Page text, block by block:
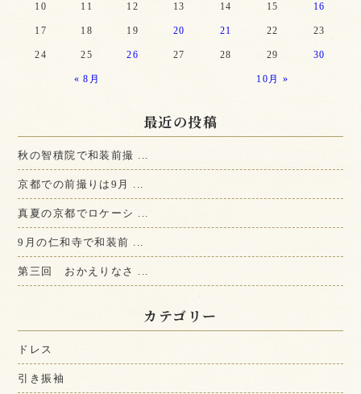
« 8月 10月 »
10 11 12 13 14 15 16
17 18 19 20 21 22 23
24 25 26 27 28 29 30
最近の投稿
秋の智積院で和装前撮 ...
京都での前撮りは9月 ...
真夏の京都でロケーシ ...
9月の仁和寺で和装前 ...
第三回 おかえりなさ ...
カテゴリー
ドレス
引き振袖